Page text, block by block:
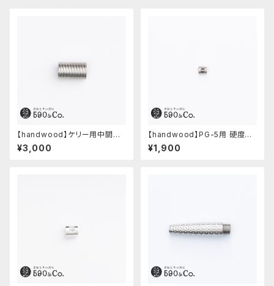
【handwood】ケリー用中間パ
ーツ/カスタムグリップ (多条/ス
テンレス)
¥3,000
【handwood】PG-5用 硬度表
示窓 (ステンレス/六角窓)
¥1,900